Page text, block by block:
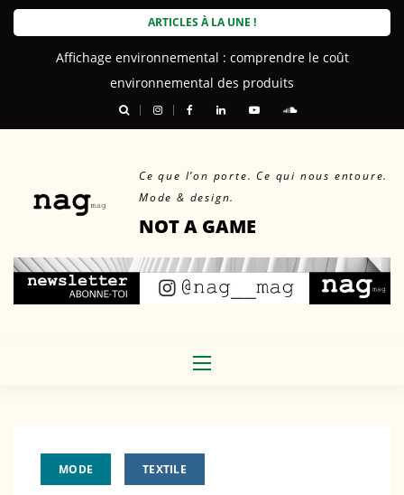
Skip
ARTICLES À LA UNE !
Affichage environnemental : comprendre le coût
environnemental des produits
Ce que l’on porte. Ce qui nous entoure.
Mode & design.
NOT A GAME
MODE TEXTILE